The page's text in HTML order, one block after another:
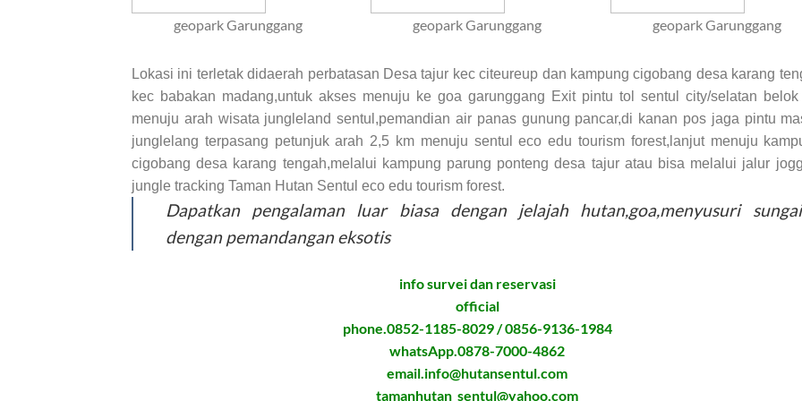
geopark Garunggang geopark Garunggang geopark Garunggang
Lokasi ini terletak didaerah perbatasan Desa tajur kec citeureup dan kampung cigobang desa karang
kec babakan madang,untuk akses menuju ke goa garunggang Exit pintu tol sentul city/selatan belok
menuju arah wisata jungleland sentul,pemandian air panas gunung pancar,di kanan pos jaga pintu
junglelang terpasang petunjuk arah 2,5 km menuju sentul eco edu tourism forest,lanjut menuju
cigobang desa karang tengah,melalui kampung parung ponteng desa tajur atau bisa melalui jalur
jungle tracking Taman Hutan Sentul eco edu tourism forest.
Dapatkan pengalaman luar biasa dengan jelajah hutan,goa,menyusuri sungai
dengan pemandangan eksotis
info survei dan reservasi
official
phone.0852-1185-8029 / 0856-9136-1984
whatsApp.0878-7000-4862
email.info@hutansentul.com
tamanhutan_sentul@yahoo,com